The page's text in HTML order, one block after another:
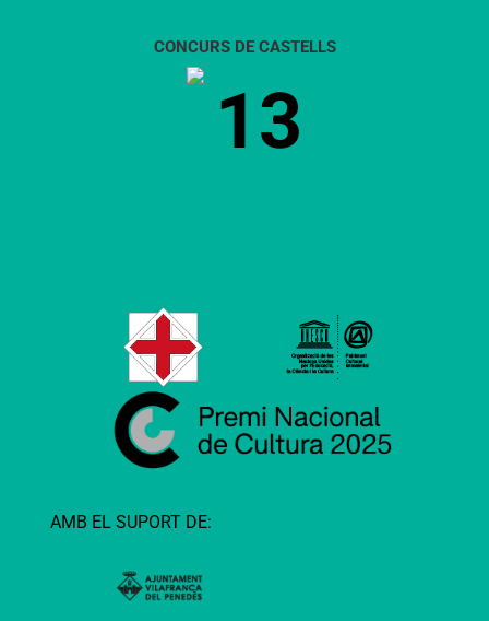
CONCURS DE CASTELLS
13
AMB EL SUPORT DE: